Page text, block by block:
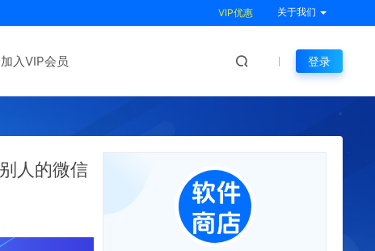
VIP优惠 关于我们
加入VIP会员 登录
人的微信